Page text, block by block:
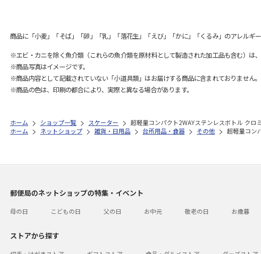
商品に「小麦」「そば」「卵」「乳」「落花生」「えび」「かに」「くるみ」のアレルギ
※エビ・カニを除く魚介類（これらの魚介類を原材料として製造された加工品も含む）は
※商品写真はイメージです。
※商品内容として記載されていない「小道具類」はお届けする商品に含まれておりません。
※商品の色は、印刷の都合により、実際と異なる場合があります。
ホーム ショップ一覧 スケーター
超軽量コンパクト2WAYステンレスボトル クロ
ホーム
ネットショップ 雑貨・日用品 台所用品・食器 その他 超軽量コン
郵便局のネットショップの特集・イベント
母の日 こどもの日 父の日 お中元 敬老の日 お歳暮
ストアから探す